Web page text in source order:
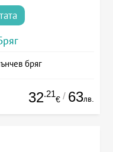
бряг
32.21
€ / 63лв.